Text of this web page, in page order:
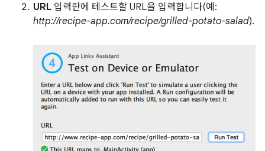
URL 입력란에 테스트할 URL을 입력합니다(예:
http://recipe-app.com/recipe/grilled-potato-salad).